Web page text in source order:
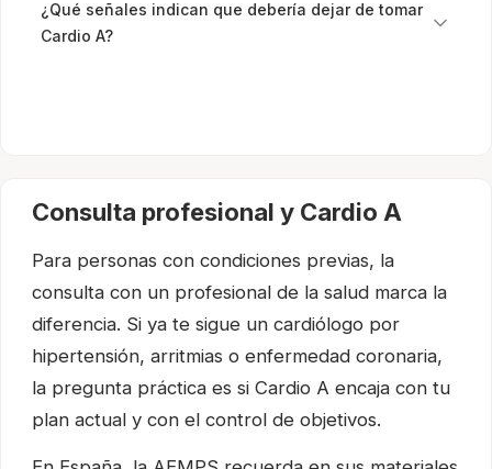
¿Qué señales indican que debería dejar de tomar
Cardio A?
Consulta profesional y Cardio A
Para personas con condiciones previas, la
consulta con un profesional de la salud marca la
diferencia. Si ya te sigue un cardiólogo por
hipertensión, arritmias o enfermedad coronaria,
la pregunta práctica es si Cardio A encaja con tu
plan actual y con el control de objetivos.